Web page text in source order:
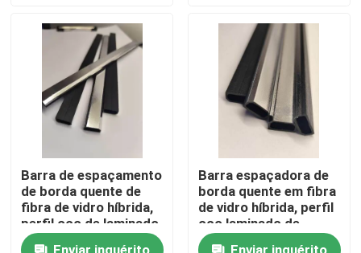
Casa
Produtos
Vídeos
Sobre nós
Excursão da fábrica
Barra de espaçamento
de borda quente de
fibra de vidro híbrida,
perfil oco de laminado
metálico, quebra
Enviar inquérito
Barra espaçadora de
borda quente em fibra
de vidro híbrida, perfil
oco laminado de
metal, para unidades
Enviar inquérito